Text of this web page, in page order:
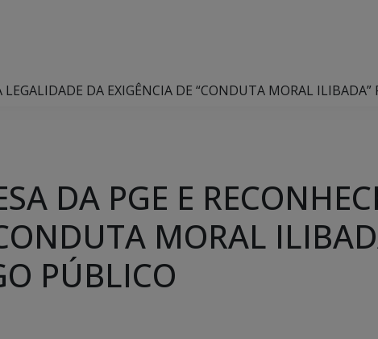
LEGALIDADE DA EXIGÊNCIA DE “CONDUTA MORAL
DA PGE E
MORAL
PÚBLICO